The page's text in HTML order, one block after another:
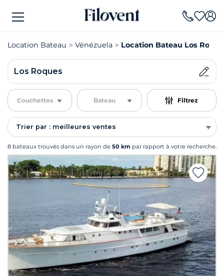
Location Bateau Vénézuela Location Bateau Los
Los Roques
Couchettes Bateau Filtrez
Trier par : meilleures ventes
8 bateaux trouvés dans un rayon de 50 km par rapport à votre recherche.